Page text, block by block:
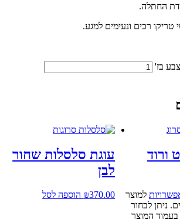
החתלה.
טריקו רכים ונעימים למגע.
בז'
עוגת סלסלות שחור
לבן
₪370.00 הוספה לסל
ורוד
למוצר
ניתן לבחור
המוצר